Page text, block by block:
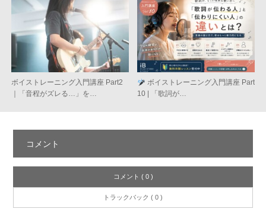
ボイストレーニング入門講座 Part2
｜「音程がズレる…」を…
ボイストレーニング入門講座 Part
10 | 「歌詞が…
コメント
コメント ( 0 )
トラックバック ( 0 )